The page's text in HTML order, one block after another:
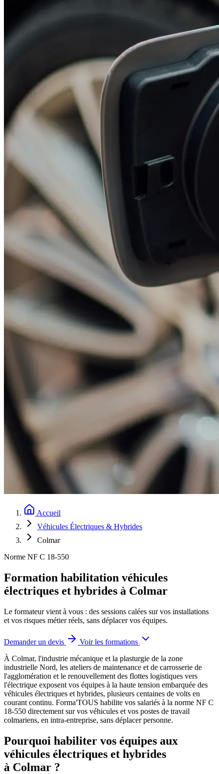
Accueil
Véhicules Électriques & Hybrides
Colmar
Norme NF C 18-550
Formation habilitation véhicules
électriques et hybrides à Colmar
Le formateur vient à vous : des sessions calées sur vos installations
et vos risques métier réels, sans déplacer vos équipes.
Demander un devis
Voir les formations
À Colmar, l'industrie mécanique et la plasturgie de la zone
industrielle Nord, les ateliers de maintenance et de carrosserie de
l'agglomération et le renouvellement des flottes logistiques vers
l'électrique exposent vos équipes à la haute tension embarquée des
véhicules électriques et hybrides, plusieurs centaines de volts en
courant continu. Forma'TOUS habilite vos salariés à la norme NF C
18-550 directement sur vos véhicules et vos postes de travail
colmariens, en intra-entreprise, sans déplacer personne.
Pourquoi habiliter vos équipes aux
véhicules électriques et hybrides
à Colmar ?